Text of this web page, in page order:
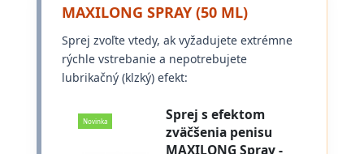
MAXILONG SPRAY (50 ML)
Sprej zvoľte vtedy, ak vyžadujete extrémne
rýchle vstrebanie a nepotrebujete
lubrikačný (klzký) efekt: